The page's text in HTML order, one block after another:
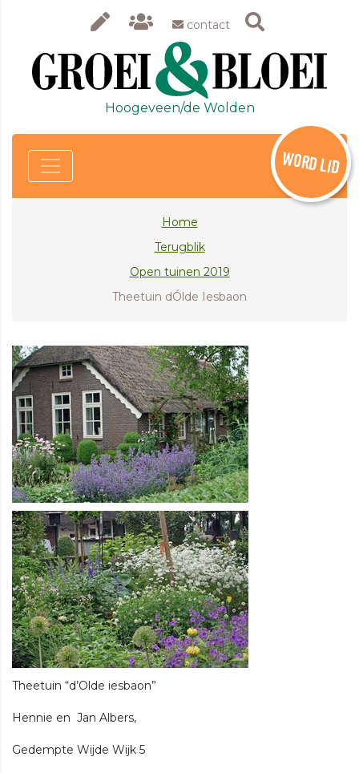
contact
Hoogeveen/de Wolden
WORD LID
Home
Terugblik
Open tuinen 2019
Theetuin dÓlde Iesbaon
Theetuin “d’Olde iesbaon”
Hennie en Jan Albers,
Gedempte Wijde Wijk 5